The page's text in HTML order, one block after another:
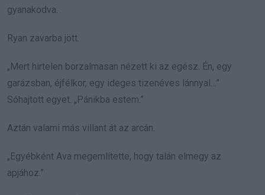
gyanakodva.
Ryan zavarba jött.
„Mert hirtelen borzalmasan nézett ki az egész. Én, egy
garázsban, éjfélkor, egy ideges tizenéves lánnyal…”
Sóhajtott egyet. „Pánikba estem.”
Aztán valami más villant át az arcán.
„Egyébként Ava megemlítette, hogy talán elmegy az
apjához.”